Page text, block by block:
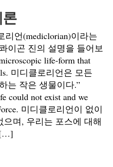
론
언(mediclorian)이라는
이곤 진의 설명을 들어보
life-form that
미디클로리언은 모든
는 작은 생물이다.”
could not exist and we
미디클로리언이 없이
며, 우리는 포스에 대해
[…]